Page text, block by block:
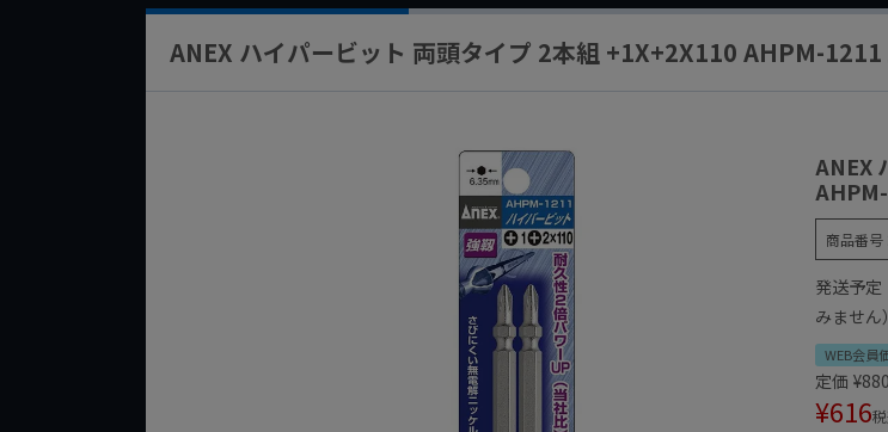
ANEX ハイパービット 両頭タイプ 2本組 +1X+2X110 AHPM-
ANEX
商品番号
発送予
みません）
WEB会員
定価 ¥880
¥616